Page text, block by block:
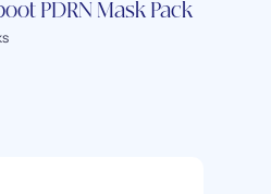
PDRN Mask Pack